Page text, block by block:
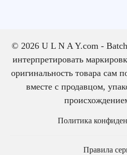
© 2026 U L N A Y.com -
интерпретировать
оригинальность товара сам
вместе с продавцом,
Политика
Правила